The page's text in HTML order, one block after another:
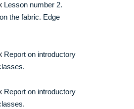
Lesson number 2.
the fabric. Edge
Report on introductory
Report on introductory